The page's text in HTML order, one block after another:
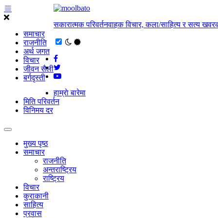
समाचार
राजनीति
अर्थ जगत
विचार
जीवन सैली
बर्गदृस्ती
सकारात्मक परिवर्तनवाहक विचार, कला/साहित्य र सत्य
हाम्राे बारेमा
मिति परिवर्तन
विनिमय दर
मुख्य पृष्ठ
समाचार
राजनीति
अन्तराष्ट्रिय
राष्ट्रिय
विचार
कुराकानी
साहित्य
प्रवास